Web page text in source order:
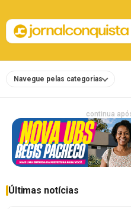
Navegue pelas categorias
continua
Últimas notícias